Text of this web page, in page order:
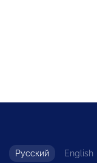
Русский English